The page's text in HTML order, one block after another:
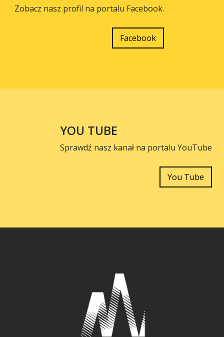
Zobacz nasz profil na portalu Facebook.
Facebook
YOU TUBE
Sprawdź nasz kanał na portalu YouTube
You Tube